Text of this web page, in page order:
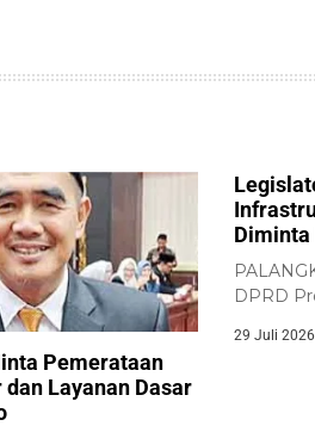
Pemerataan
Layanan Dasar
Diminta
DPRD
29 Juli 2026